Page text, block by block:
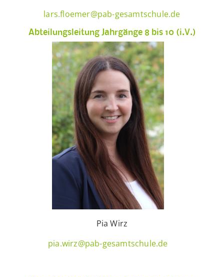
lars.floemer@pab-gesamtschule.de
Abteilungsleitung Jahrgänge 8 bis 10 (i.V.)
Pia Wirz
pia.wirz@pab-gesamtschule.de